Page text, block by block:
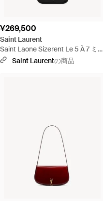
¥269,500
Saint Laurent
Saint Laone Sizerent Le 5 À 7 ミニ
（パテントレザー） - ナチュラル
Saint Laurentの商品